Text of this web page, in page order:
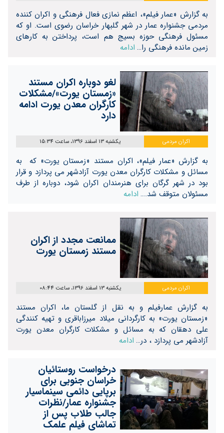
به گزارش «عمار فیلم»، اعظم نمازی فعال فرهنگی و اکران کننده
مردمی جشنواره عمار در شهر گلبهار خراسان رضوی است. او که
مسئول فرهنگی حوزه بسیج هم است، پرداختن به کارهای
زمین مانده فرهنگی را… ادامه
لغو دوباره اکران مستند
«زمستان یورت»/مشکلات
کارگران معدن یورت ادامه
دارد
اکران مردمی یکشنبه 13 اسفند 1396، ساعت 15:34
به گزارش «عمار فیلم»، اکران مستند «زمستان یورت» که به
مسائل و مشکلات کارگران معدن یورت آزادشهر می پردازد و قرار
بود در شهر گرگان برای هنرمندان اکران شود، دوباره از طرف
مسئولان متوقف شد.… ادامه
ممانعت مجدد از اکران
مستند زمستان یورت
اکران مردمی یکشنبه 13 اسفند 1396، ساعت 08:44
به گزارش عمارفیلم و به نقل از گلستان ما، اکران مستند
«زمستان یورت» به کارگردانی میلاد میرزاباقری و تهیه کنندگی
علی دهقان که به مسائل و مشکلات کارگران معدن یورت
آزادشهر می پردازد ، در… ادامه
درخواست روستائیان
خراسان جنوبی برای
برپایی دائمی سینماسیار
جشنواره عمار/نظرات
جالب طلاب پس از
تماشای فیلم علمک